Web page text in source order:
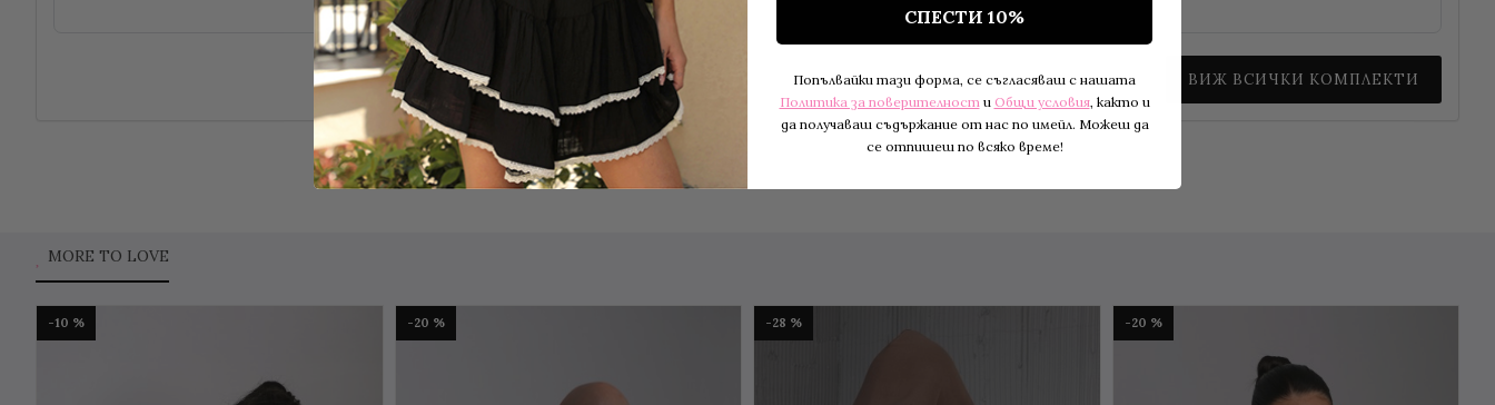
ВИЖ ВСИЧКИ КОМПЛЕКТИ
MORE TO LOVE
-10 % -20 % -28 % -20 %
СПЕСТИ 10%
Попълвайки тази форма, се съгласяваш с нашата
Политика за поверителност и Общи условия, както и
да получаваш съдържание от нас по имейл. Можеш да
се отпишеш по всяко време!